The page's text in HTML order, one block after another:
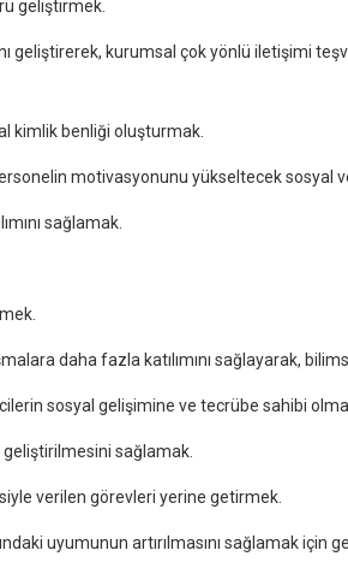
geliştirmek.
geliştirerek, kurumsal çok yönlü iletişimi
kimlik benliği oluşturmak.
motivasyonunu yükseltecek sosyal
sağlamak.
daha fazla katılımını sağlayarak,
sosyal gelişimine ve tecrübe sahibi
geliştirilmesini sağlamak.
verilen görevleri yerine getirmek.
uyumunun artırılmasını sağlamak için